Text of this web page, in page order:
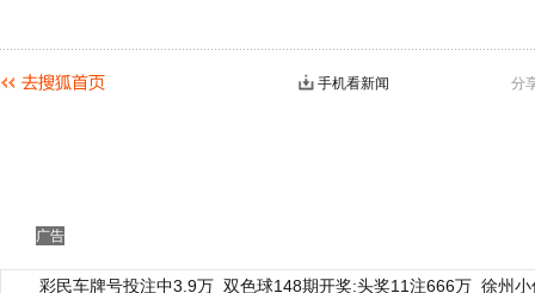
分
手机看新闻
广告
彩民车牌号投注中3.9万 双色球148期开奖:头奖11注666万 徐州